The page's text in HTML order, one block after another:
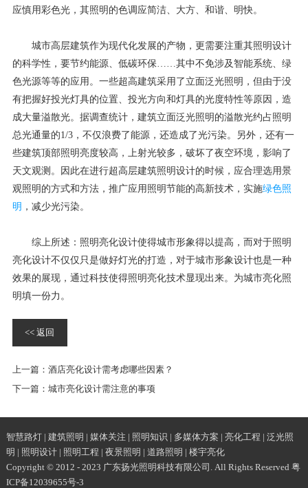
应慎用彩色光，其照明的色调应简洁、大方、和谐、明快。
城市高层建筑作为现代化发展的产物，更需要注重其照明设计
的科学性，要节约能源、低碳环保……其中不免涉及智能系统、绿
色光源等等的应用。一些超高建筑采用了立面泛光照明，但由于没
有把握好投光灯具的位置、投光方向和灯具的光度特性等原因，造
成大量溢散光。据调查统计，建筑立面泛光照明的溢散光约占照明
总光通量的1/3，不仅浪费了能源，还造成了光污染。另外，还有一
些建筑顶部照明亮度较高，上射光较多，破坏了夜空环境，影响了
天文观测。因此在进行超高层建筑照明设计的时候，应合理选用景
观照明的方式和方法，推广应用照明节能的高新技术，实施绿色照
明 ，减少光污染。
综上所述：照明亮化设计使得城市形象得以提高，而对于照明
亮化设计不仅仅只是做好灯光的打造，对于城市形象设计也是一种
效果的展现，通过科技使得照明亮化技术显现出来。为城市亮化照
明填一份力。
<< 返回
上一篇： 酒店亮化设计需考虑哪些因素？
下一篇： 城市亮化设计需注意的事项
智慧路灯| 建筑照明 | 媒体关注 | 照明知识 | 多媒体方案 | 亮化工程 | 泛光照
明 | 照明设计| 照明工程 | 夜景照明 | 道路照明 | 楼宇亮化
Copyright © 2012 - 2023 广东扬光照明科技有限公司. All Rights Reserved 粤
ICP备12039655号-3